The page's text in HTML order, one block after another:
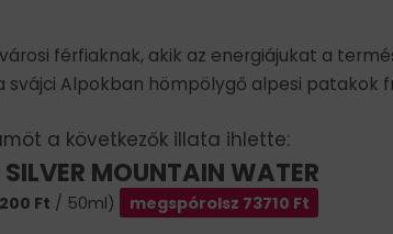
férfiaknak, akik az energiájukat a
svájci Alpokban hömpölygő alpesi patakok
a következők illata ihlette:
MOUNTAIN WATER
Ft / 50ml) megspórolsz 73710 Ft